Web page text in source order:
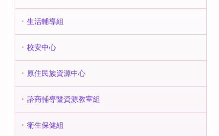
生活輔導組
校安中心
原住民族資源中心
諮商輔導暨資源教室組
衛生保健組